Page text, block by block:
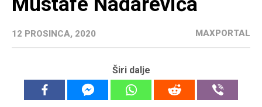
12 PROSINCA, 2020 MAXPORTAL
Širi dalje